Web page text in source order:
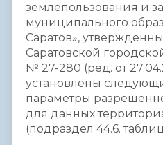
землепользования и
муниципального
Саратов»,
Саратовской
№ 27-280 (ред. от
установлены
параметры
для данных
(подраздел 44.6.